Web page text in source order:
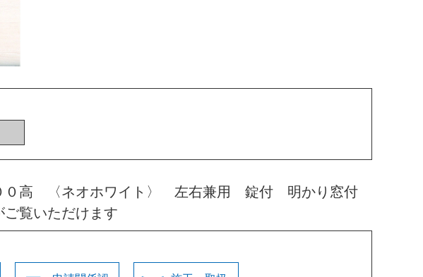
高 〈ネオホワイト〉 左右兼用 錠付 明かり窓付
覧いただけます